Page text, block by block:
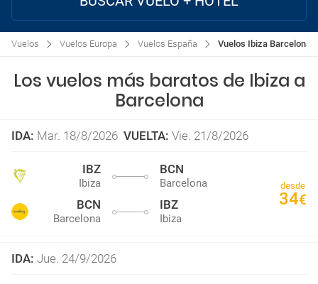
Vuelos Vuelos Europa Vuelos España Vuelos Ibiza Barcelona
Los vuelos más baratos de Ibiza a
Barcelona
IDA: Mar. 18/8/2026 VUELTA: Vie. 21/8/2026
IBZ
Ibiza
BCN
Barcelona
BCN
Barcelona
IBZ
Ibiza
desde
34€
IDA: Jue. 24/9/2026